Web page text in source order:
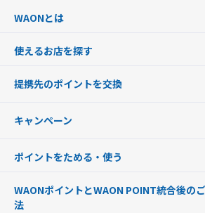
WAONとは
WAONを申込む
インターネット上でのお買い物について（ネット
使えるお店を探す
店舗検索
イオン銀行ATM設置場所
提携先のポイントを交換
キャンペーン
ポイントをためる・使う
ポイントの有効期限について
WAONポイントとWAON POINT統合後の
法